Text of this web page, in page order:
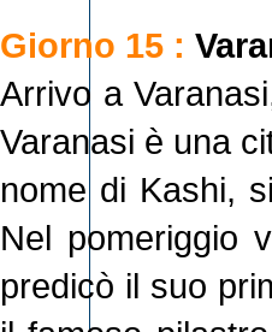
Giorno 15 :
Arrivo a
Varanasi è una
nome di Kashi,
Nel pomeriggio
predicò il suo